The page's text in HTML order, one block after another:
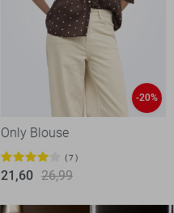
-20%
Only Blouse
7
21,60 26,99